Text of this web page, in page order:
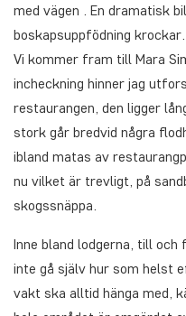
med vägen . En dramatisk
boskapsuppfödning krockar.
Vi kommer fram till Mara
incheckning hinner jag
restaurangen, den ligger
stork går bredvid några
ibland matas av
nu vilket är trevligt, på
skogssnäppa.
Inne bland lodgerna, till
inte gå själv hur som helst
vakt ska alltid hänga med,